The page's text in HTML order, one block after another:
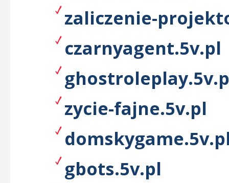
zaliczenie-
czarnyagent.5v.pl
zycie-fajne.5v.pl
gbots.5v.pl